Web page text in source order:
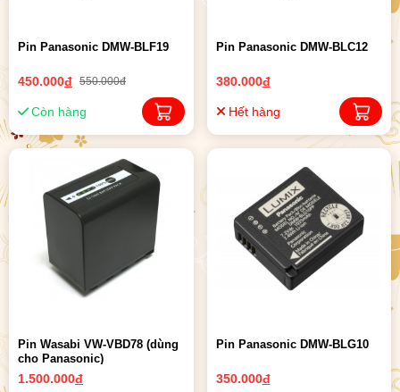
Pin Panasonic DMW-BLF19
450.000đ 550.000đ
Còn hàng
Pin Panasonic DMW-BLC12
380.000đ
Hết hàng
Pin Wasabi VW-VBD78 (dùng
cho Panasonic)
1.500.000đ
Pin Panasonic DMW-BLG10
350.000đ